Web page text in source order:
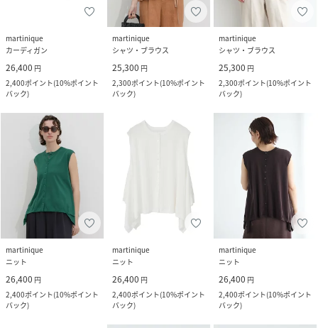
martinique
カーディガン
26,400 円
2,400ポイント(10%ポイント
バック)
martinique
シャツ・ブラウス
25,300 円
2,300ポイント(10%ポイント
バック)
martinique
シャツ・ブラウス
25,300 円
2,300ポイント(10%ポイント
バック)
martinique
ニット
26,400 円
2,400ポイント(10%ポイント
バック)
martinique
ニット
26,400 円
2,400ポイント(10%ポイント
バック)
martinique
ニット
26,400 円
2,400ポイント(10%ポイント
バック)